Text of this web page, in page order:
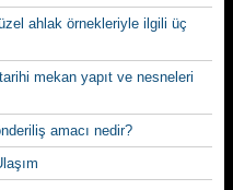
ahlak örnekleriyle ilgili üç
mekan yapıt ve nesneleri
amacı nedir?